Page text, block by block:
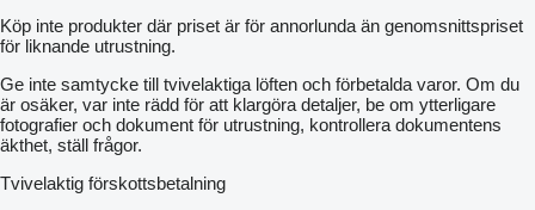
Köp inte produkter där priset är för annorlunda än genomsnittspriset
för liknande utrustning.
Ge inte samtycke till tvivelaktiga löften och förbetalda varor. Om du
är osäker, var inte rädd för att klargöra detaljer, be om ytterligare
fotografier och dokument för utrustning, kontrollera dokumentens
äkthet, ställ frågor.
Tvivelaktig förskottsbetalning